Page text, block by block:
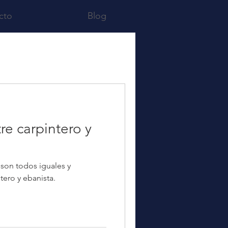
Blog
carpintero y
todos iguales y
y ebanista.